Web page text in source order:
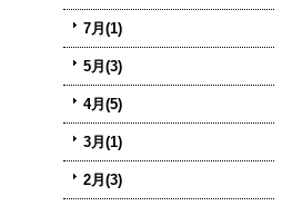
7月(1)
5月(3)
4月(5)
3月(1)
2月(3)